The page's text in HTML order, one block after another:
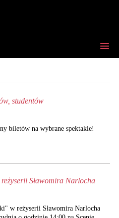
studentów
biletów na wybrane spektakle!
Sławomira Narlocha
w reżyserii Sławomira Narlocha